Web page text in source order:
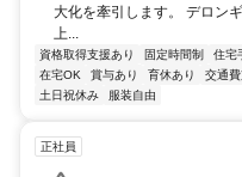
大化を牽引します。 デロン
上...
資格取得支援あり 固定時間制 住宅
在宅OK
賞与あり 育休あり 交通
土日祝休み
服装自由
正社員